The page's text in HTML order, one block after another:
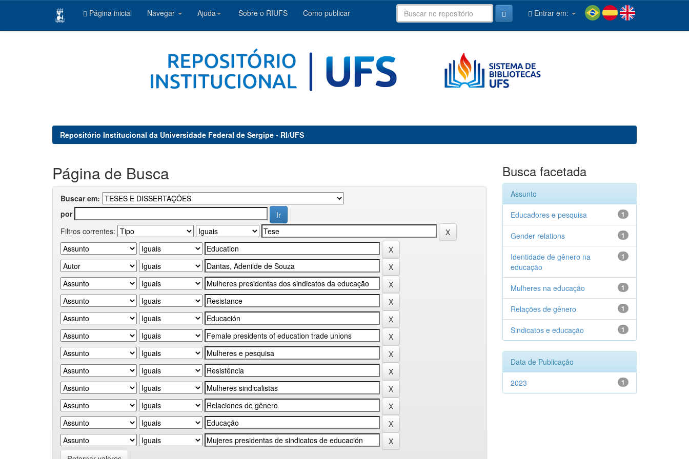
Página inicial Navegar Ajuda Sobre o RIUFS Como publicar Entrar em:
Repositório Institucional da Universidade Federal de Sergipe - RI/UFS
Página de Busca
Buscar em:
por
Filtros correntes:
Busca facetada
Assunto
1
Educadores e pesquisa
1
Gender relations
1
Identidade de gênero na
educação
1
Mulheres na educação
1
Relações de gênero
1
Sindicatos e educação
Data de Publicação
1
2023